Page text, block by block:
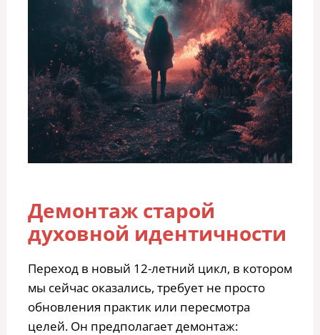
Демонтаж старой
духовной идентичности
Переход в новый 12-летний цикл, в котором
мы сейчас оказались, требует не просто
обновления практик или пересмотра
целей. Он предполагает демонтаж: